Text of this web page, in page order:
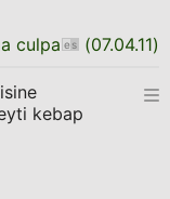
culpa (07.04.11)
kebap